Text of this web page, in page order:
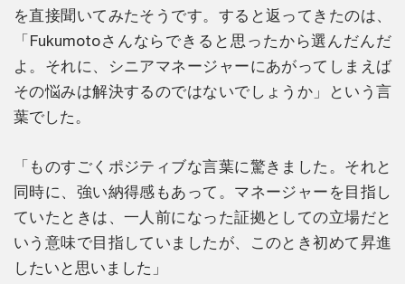
を直接聞いてみたそうです。すると返ってきたのは、
「Fukumotoさんならできると思ったから選んだんだ
よ。それに、シニアマネージャーにあがってしまえば
その悩みは解決するのではないでしょうか」という言
葉でした。
「ものすごくポジティブな言葉に驚きました。それと
同時に、強い納得感もあって。マネージャーを目指し
ていたときは、一人前になった証拠としての立場だと
いう意味で目指していましたが、このとき初めて昇進
したいと思いました」